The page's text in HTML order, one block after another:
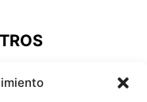
donde los